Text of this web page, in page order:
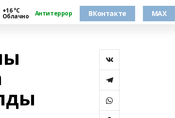
+16 °С
Облачно Антитеррор ВКонтакте MAX